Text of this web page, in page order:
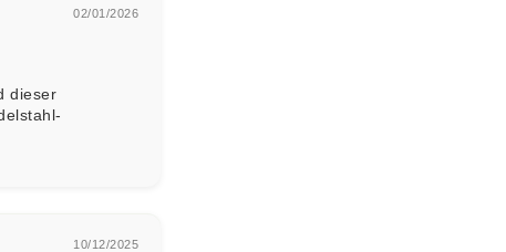
02/01/2026
dieser
10/12/2025